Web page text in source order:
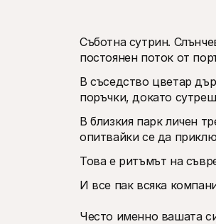
Съботна сутрин.
постоянен поток от
В съседство цветар
поръчки, докато
В близкия парк личен
опитвайки се да
Това е ритъмът на
И все пак всяка
Често именно вашата